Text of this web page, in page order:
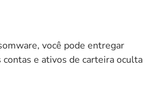
você pode entregar
e ativos de carteira oculta